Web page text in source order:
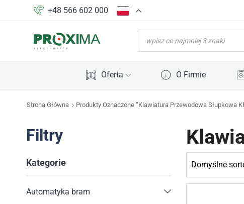
+48 566 602 000
WYSZUKIWARKA
PRODUKTÓW
Oferta O Firmie
Strona Główna Produkty Oznaczone “Klawiatura Przewodowa Słupkowa
Filtry
Kategorie
Automatyka bram